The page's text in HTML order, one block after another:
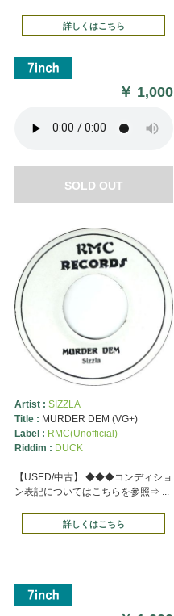
詳しくはこちら
￥ 1,000
SOLD OUT
Artist : SIZZLA
Title : MURDER DEM (VG+)
Label : RMC(Unofficial)
Riddim : DUCK
【USED/中古】 ◆◆◆コンディショ
ン表記についてはこちらを参照⇒ ...
詳しくはこちら